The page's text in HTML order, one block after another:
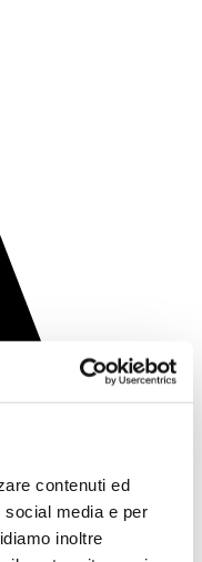
contenuti ed
social media e per
inoltre